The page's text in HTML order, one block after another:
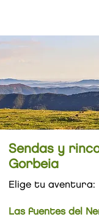
Sendas y
Gorbeia
Elige tu aventura:
Las fuentes del